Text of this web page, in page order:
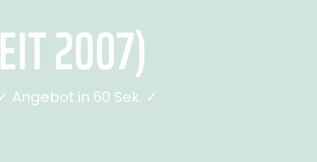
2007)
Angebot in 60 Sek. ✓